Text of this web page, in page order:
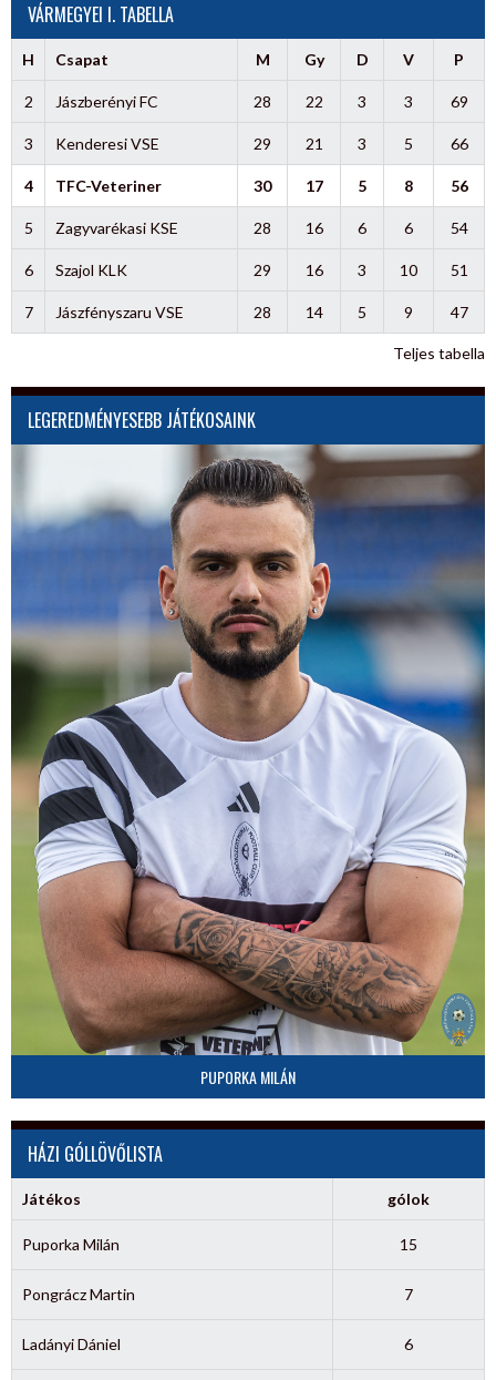
VÁRMEGYEI I. TABELLA
H Csapat M Gy D V P
2 Jászberényi FC 28 22 3 3 69
3 Kenderesi VSE 29 21 3 5 66
4 TFC-Veteriner 30 17 5 8 56
5 Zagyvarékasi KSE 28 16 6 6 54
6 Szajol KLK 29 16 3 10 51
7 Jászfényszaru VSE 28 14 5 9 47
Teljes tabella
LEGEREDMÉNYESEBB JÁTÉKOSAINK
PUPORKA MILÁN
HÁZI GÓLLÖVŐLISTA
Játékos gólok
Puporka Milán 15
Pongrácz Martin 7
Ladányi Dániel 6